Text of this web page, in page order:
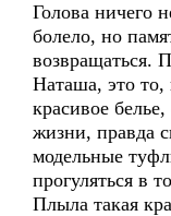
Голова ничего
болело, но
возвращаться.
Наташа, это то,
красивое
жизни, правда
модельные
прогуляться в
Плыла такая